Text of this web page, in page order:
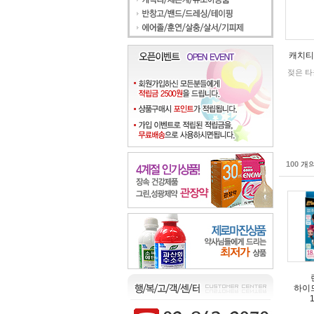
캐치
젖은
100 개
하이